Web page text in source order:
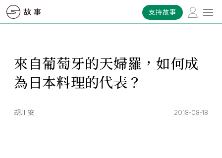
支持故事
來自葡萄牙的天婦羅，如何成
為日本料理的代表？
胡川安 2018-08-18